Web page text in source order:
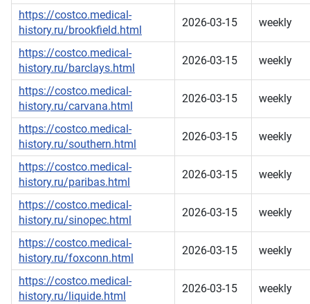
https://costco.medical-
history.ru/brookfield.html
2026-03-15 weekly
https://costco.medical-
history.ru/barclays.html
2026-03-15 weekly
https://costco.medical-
history.ru/carvana.html
2026-03-15 weekly
https://costco.medical-
history.ru/southern.html
2026-03-15 weekly
https://costco.medical-
history.ru/paribas.html
2026-03-15 weekly
https://costco.medical-
history.ru/sinopec.html
2026-03-15 weekly
https://costco.medical-
history.ru/foxconn.html
2026-03-15 weekly
https://costco.medical-
history.ru/liquide.html
2026-03-15 weekly